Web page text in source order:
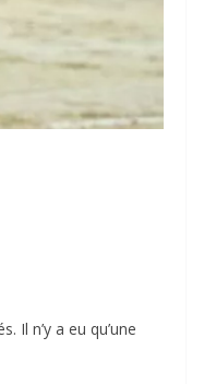
Il n’y a eu qu’une